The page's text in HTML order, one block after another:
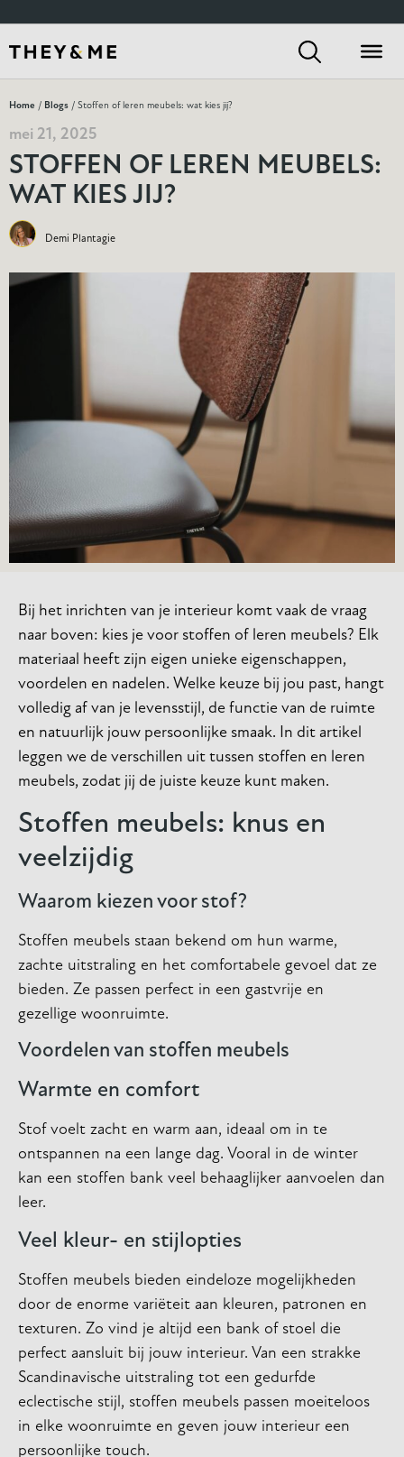
Home / Blogs / Stoffen of leren meubels: wat kies jij?
mei 21, 2025
STOFFEN OF LEREN MEUBELS:
WAT KIES JIJ?
Demi Plantagie
Bij het inrichten van je interieur komt vaak de vraag
naar boven: kies je voor stoffen of leren meubels? Elk
materiaal heeft zijn eigen unieke eigenschappen,
voordelen en nadelen. Welke keuze bij jou past, hangt
volledig af van je levensstijl, de functie van de ruimte
en natuurlijk jouw persoonlijke smaak. In dit artikel
leggen we de verschillen uit tussen stoffen en leren
meubels, zodat jij de juiste keuze kunt maken.
Stoffen meubels: knus en
veelzijdig
Waarom kiezen voor stof?
Stoffen meubels staan bekend om hun warme,
zachte uitstraling en het comfortabele gevoel dat ze
bieden. Ze passen perfect in een gastvrije en
gezellige woonruimte.
Voordelen van stoffen meubels
Warmte en comfort
Stof voelt zacht en warm aan, ideaal om in te
ontspannen na een lange dag. Vooral in de winter
kan een stoffen bank veel behaaglijker aanvoelen dan
leer.
Veel kleur- en stijlopties
Stoffen meubels bieden eindeloze mogelijkheden
door de enorme variëteit aan kleuren, patronen en
texturen. Zo vind je altijd een bank of stoel die
perfect aansluit bij jouw interieur. Van een strakke
Scandinavische uitstraling tot een gedurfde
eclectische stijl, stoffen meubels passen moeiteloos
in elke woonruimte en geven jouw interieur een
persoonlijke touch.